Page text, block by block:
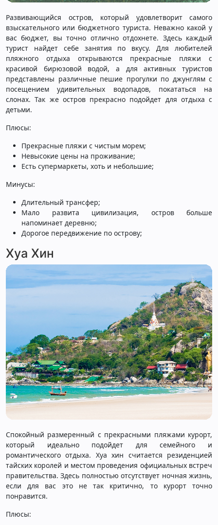
Развивающийся остров, который удовлетворит самого
взыскательного или бюджетного туриста. Неважно какой у
вас бюджет, вы точно отлично отдохнете. Здесь каждый
турист найдет себе занятия по вкусу. Для любителей
пляжного отдыха открываются прекрасные пляжи с
красивой бирюзовой водой, а для активных туристов
представлены различные пешие прогулки по джунглям с
посещением удивительных водопадов, покататься на
слонах. Так же остров прекрасно подойдет для отдыха с
детьми.
Плюсы:
Прекрасные пляжи с чистым морем;
Невысокие цены на проживание;
Есть супермаркеты, хоть и небольшие;
Минусы:
Длительный трансфер;
Мало развита цивилизация, остров больше
напоминает деревню;
Дорогое передвижение по острову;
Хуа Хин
Спокойный размеренный с прекрасными пляжами курорт,
который идеально подойдет для семейного и
романтического отдыха. Хуа хин считается резиденцией
тайских королей и местом проведения официальных встреч
правительства. Здесь полностью отсутствует ночная жизнь,
если для вас это не так критично, то курорт точно
понравится.
Плюсы: